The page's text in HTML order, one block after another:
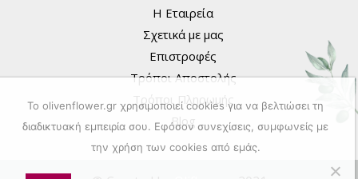
Η Εταιρεία
Σχετικά με μας
Επιστροφές
Τρόποι Αποστολής
Τρόποι Πληρωμής
Blog
To olivenflower.gr χρησιμοποιεί cookies για να βελτιώσει τη
διαδικτυακή εμπειρία σου. Εφόσον συνεχίσεις, συμφωνείς με
την χρήση των cookies από εμάς.